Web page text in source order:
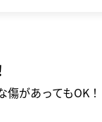
があってもOK！